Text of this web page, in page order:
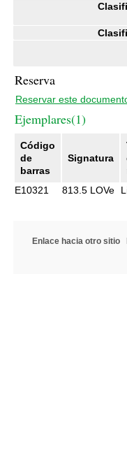
Reserva
Reservar este
Ejemplares(1)
Código
de
barras
Signatura
E10321
813.5 LOVe
Enlace hacia otro sitio